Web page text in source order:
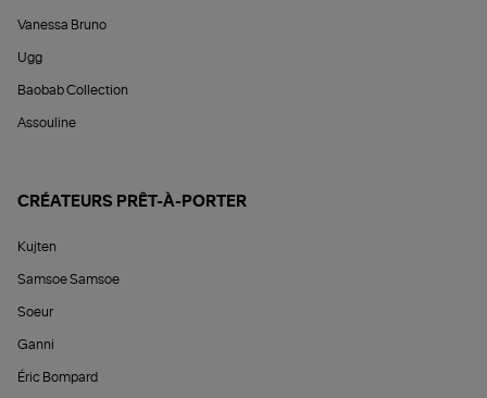
Vanessa Bruno
Ugg
Baobab Collection
Assouline
CRÉATEURS PRÊT-À-PORTER
Kujten
Samsoe Samsoe
Soeur
Ganni
Éric Bompard